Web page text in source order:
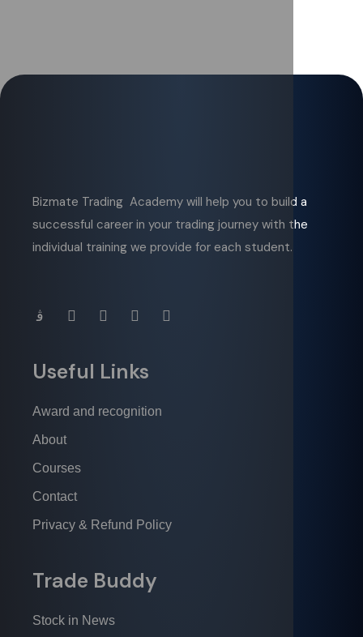
Bizmate Trading Academy will help you to build a
successful career in your trading journey with the
individual training we provide for each student.
Useful Links
Award and recognition
About
Courses
Contact
Privacy & Refund Policy
Trade Buddy
Stock in News